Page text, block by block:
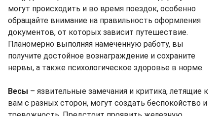
могут происходить и во время поездок, особенно
обращайте внимание на правильность оформления
документов, от которых зависит путешествие.
Планомерно выполняя намеченную работу, вы
получите достойное вознаграждение и сохраните
нервы, а также психологическое здоровье в норме.
Весы – язвительные замечания и критика, летящие к
вам с разных сторон, могут создать беспокойство и